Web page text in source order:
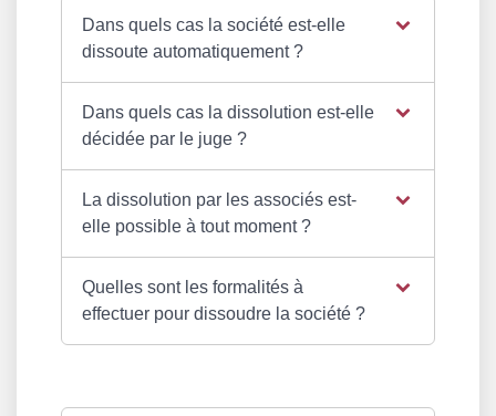
Dans quels cas la société est-elle
dissoute automatiquement ?
Dans quels cas la dissolution est-elle
décidée par le juge ?
La dissolution par les associés est-
elle possible à tout moment ?
Quelles sont les formalités à
effectuer pour dissoudre la société ?